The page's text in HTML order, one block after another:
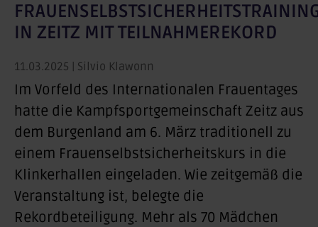
IN ZEITZ MIT TEILNAHMEREKORD
11.03.2025 | Silvio Klawonn
Im Vorfeld des Internationalen Frauentages
hatte die Kampfsportgemeinschaft Zeitz aus
dem Burgenland am 6. März traditionell zu
einem Frauenselbstsicherheitskurs in die
Klinkerhallen eingeladen. Wie zeitgemäß die
Veranstaltung ist, belegte die
Rekordbeteiligung. Mehr als 70 Mädchen